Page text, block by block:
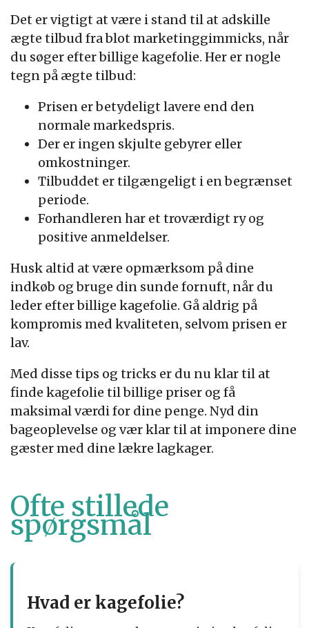
Det er vigtigt at være i stand til at adskille
ægte tilbud fra blot marketinggimmicks, når
du søger efter billige kagefolie. Her er nogle
tegn på ægte tilbud:
Prisen er betydeligt lavere end den
normale markedspris.
Der er ingen skjulte gebyrer eller
omkostninger.
Tilbuddet er tilgængeligt i en begrænset
periode.
Forhandleren har et troværdigt ry og
positive anmeldelser.
Husk altid at være opmærksom på dine
indkøb og bruge din sunde fornuft, når du
leder efter billige kagefolie. Gå aldrig på
kompromis med kvaliteten, selvom prisen er
lav.
Med disse tips og tricks er du nu klar til at
finde kagefolie til billige priser og få
maksimal værdi for dine penge. Nyd din
bageoplevelse og vær klar til at imponere dine
gæster med dine lækre lagkager.
Ofte stillede
spørgsmål
Hvad er kagefolie?